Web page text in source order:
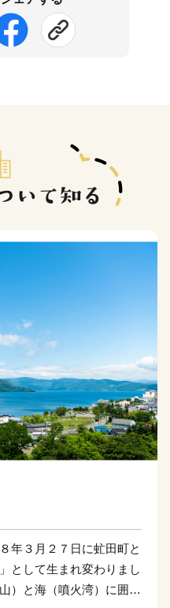
年３月２７日に虻田町と
として生まれ変わりまし
）と海（噴火湾）に囲ま